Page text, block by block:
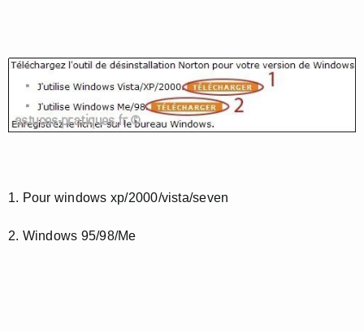
1. Pour windows xp/2000/vista/seven
2. Windows 95/98/Me